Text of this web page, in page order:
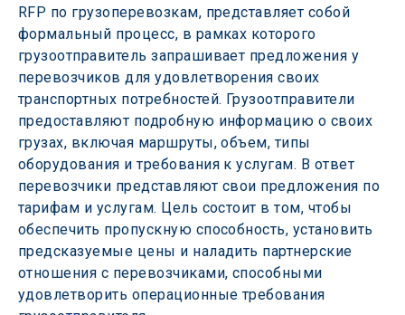
RFP по грузоперевозкам, представляет собой
формальный процесс, в рамках которого
грузоотправитель запрашивает предложения у
перевозчиков для удовлетворения своих
транспортных потребностей. Грузоотправители
предоставляют подробную информацию о своих
грузах, включая маршруты, объем, типы
оборудования и требования к услугам. В ответ
перевозчики представляют свои предложения по
тарифам и услугам. Цель состоит в том, чтобы
обеспечить пропускную способность, установить
предсказуемые цены и наладить партнерские
отношения с перевозчиками, способными
удовлетворить операционные требования